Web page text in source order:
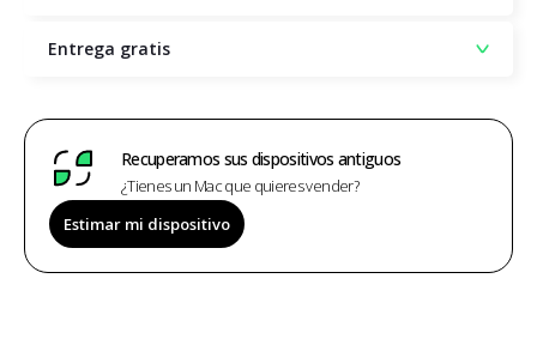
Entrega gratis
Recuperamos sus dispositivos antiguos
¿Tienes un Mac que quieres vender?
Estimar mi dispositivo